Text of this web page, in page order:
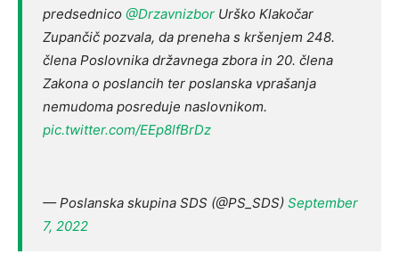
predsednico @Drzavnizbor Urško Klakočar
Zupančič pozvala, da preneha s kršenjem 248.
člena Poslovnika državnega zbora in 20. člena
Zakona o poslancih ter poslanska vprašanja
nemudoma posreduje naslovnikom.
pic.twitter.com/EEp8lfBrDz
— Poslanska skupina SDS (@PS_SDS) September
7, 2022